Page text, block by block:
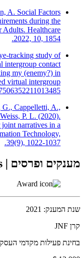
A. Social Factors
during the
Healthcare
2022, 10, 1854.
tracking study of
intergroup contact
my (enemy?) in
virtual intergroup
G., Cappelletti, A.,
P. L. (2020).
narratives in a
Technology,
39(9), 1022-1037.‏
מענקים ופרסים |
שנת המענק: 2021
קרן JNF
בחינת פעילות מקדמי